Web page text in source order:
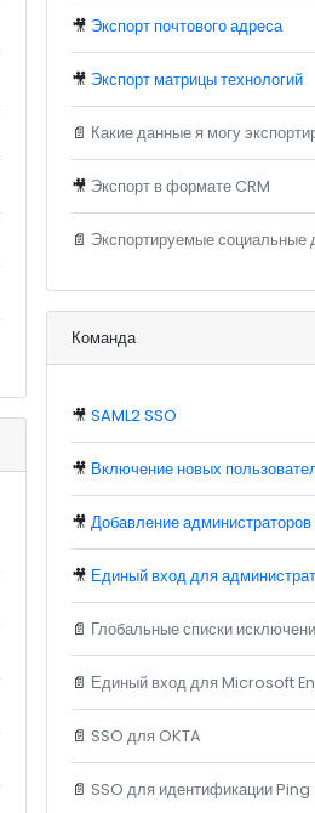
🎥 Экспорт почтового адреса
🎥 Экспорт матрицы технологий
📄 Какие данные я могу
🎥 Экспорт в формате CRM
📄 Экспортируемые социальные
Команда
🎥SAML2 SSO
🎥 Включение новых
🎥Добавление
🎥 Единый вход для
📄 Глобальные списки
📄 Единый вход для Microsoft
📄 SSO для OKTA
📄 SSO для идентификации Ping